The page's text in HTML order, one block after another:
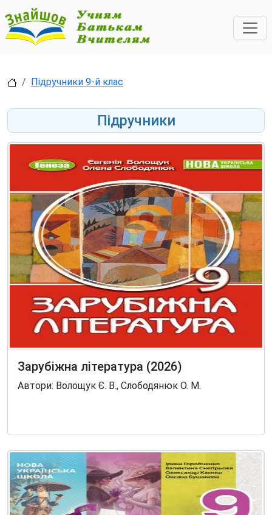
Підручники 9-й клас
Підручники
Зарубіжна література (2026)
Автори: Волощук Є. В., Слободянюк О. М.